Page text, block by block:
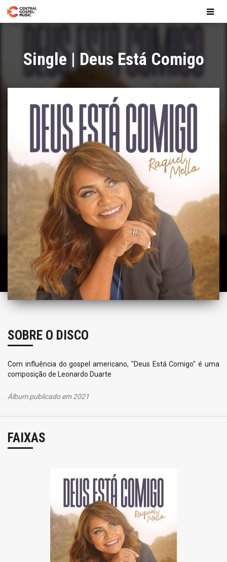
Single | Deus Está Comigo
SOBRE O DISCO
Com influência do gospel americano, "Deus Está Comigo" é uma
composição de Leonardo Duarte
Álbum publicado em 2021
FAIXAS